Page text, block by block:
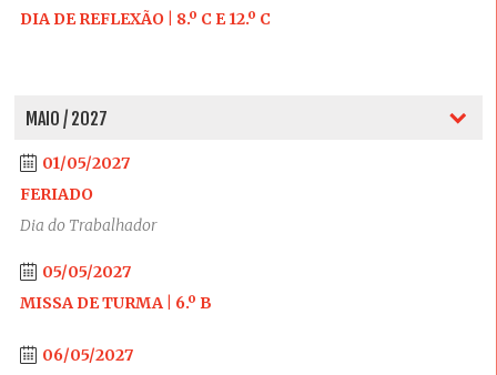
DIA DE REFLEXÃO | 8.º C E 12.º C
MAIO / 2027
01/05/2027
FERIADO
Dia do Trabalhador
05/05/2027
MISSA DE TURMA | 6.º B
06/05/2027